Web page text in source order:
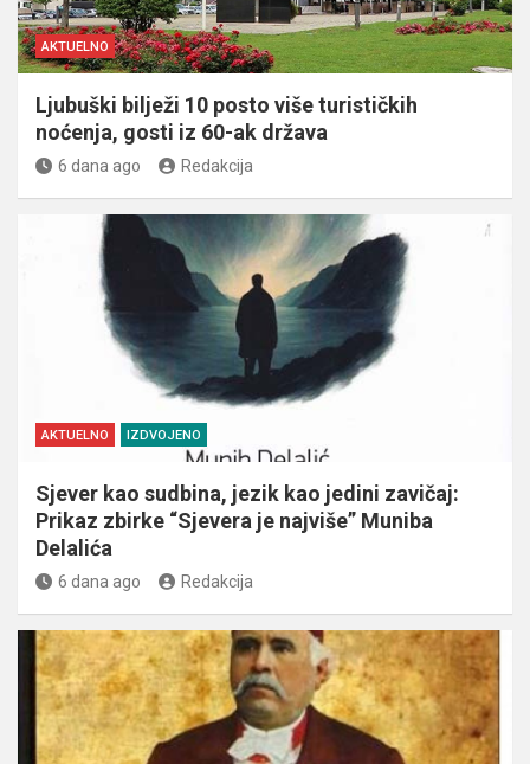
AKTUELNO
Ljubuški bilježi 10 posto više turističkih
noćenja, gosti iz 60-ak država
6 dana ago Redakcija
AKTUELNO IZDVOJENO
Sjever kao sudbina, jezik kao jedini zavičaj:
Prikaz zbirke “Sjevera je najviše” Muniba
Delalića
6 dana ago Redakcija